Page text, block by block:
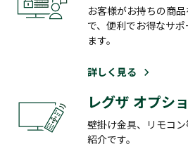
お客様がお持ちの商
で、便利でお得なサ
ます。
詳しく見る
レグザ オプシ
壁掛け金具、リモコ
紹介です。